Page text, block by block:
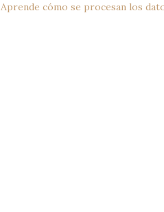
Aprende cómo se procesan los